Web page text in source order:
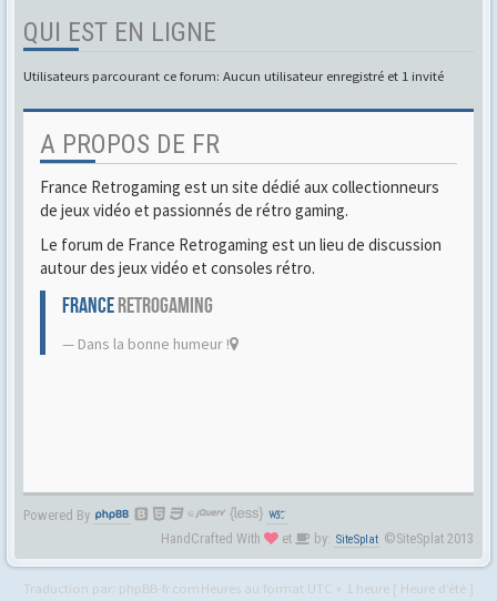
QUI EST EN LIGNE
Utilisateurs parcourant ce forum: Aucun utilisateur enregistré et 1 invité
A PROPOS DE FR
France Retrogaming est un site dédié aux collectionneurs
de jeux vidéo et passionnés de rétro gaming.
Le forum de France Retrogaming est un lieu de discussion
autour des jeux vidéo et consoles rétro.
FRANCERETROGAMING
Dans la bonne humeur !
Powered By
HandCrafted With
et by: SiteSplat ©SiteSplat 2013
Traduction par: phpBB-fr.comHeures au format UTC + 1 heure [ Heure d’été ]